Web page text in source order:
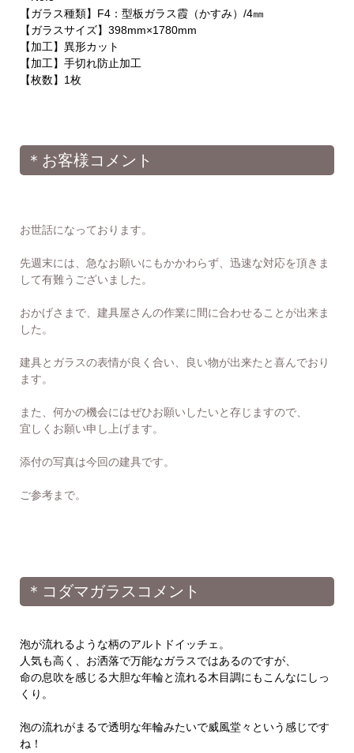
【ガラス種類】F4：型板ガラス霞（かすみ）/4㎜
【ガラスサイズ】398mm×1780mm
【加工】異形カット
【加工】手切れ防止加工
【枚数】1枚
＊お客様コメント
お世話になっております。
先週末には、急なお願いにもかかわらず、迅速な対応を頂きま
して有難うございました。
おかげさまで、建具屋さんの作業に間に合わせることが出来ま
した。
建具とガラスの表情が良く合い、良い物が出来たと喜んでおり
ます。
また、何かの機会にはぜひお願いしたいと存じますので、
宜しくお願い申し上げます。
添付の写真は今回の建具です。
ご参考まで。
＊コダマガラスコメント
泡が流れるような柄のアルトドイッチェ。
人気も高く、お洒落で万能なガラスではあるのですが、
命の息吹を感じる大胆な年輪と流れる木目調にもこんなにしっ
くり。
泡の流れがまるで透明な年輪みたいで威風堂々という感じです
ね！